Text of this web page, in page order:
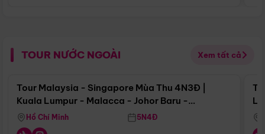
TOUR NƯỚC NGOÀI Xem tất cả
Điểm nổi bật
Tour Malaysia - Singapore Mùa Thu 4N3Đ |
Kuala Lumpur - Malacca - Johor Baru -
Singapore
Hồ Chí Minh 5N4Đ